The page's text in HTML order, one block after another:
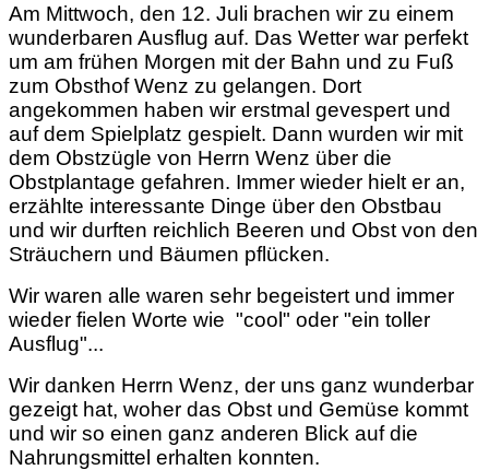
Am Mittwoch, den 12. Juli brachen wir zu einem
wunderbaren Ausflug auf. Das Wetter war perfekt
um am frühen Morgen mit der Bahn und zu Fuß
zum Obsthof Wenz zu gelangen. Dort
angekommen haben wir erstmal gevespert und
auf dem Spielplatz gespielt. Dann wurden wir mit
dem Obstzügle von Herrn Wenz über die
Obstplantage gefahren. Immer wieder hielt er an,
erzählte interessante Dinge über den Obstbau
und wir durften reichlich Beeren und Obst von den
Sträuchern und Bäumen pflücken.
Wir waren alle waren sehr begeistert und immer
wieder fielen Worte wie "cool" oder "ein toller
Ausflug"...
Wir danken Herrn Wenz, der uns ganz wunderbar
gezeigt hat, woher das Obst und Gemüse kommt
und wir so einen ganz anderen Blick auf die
Nahrungsmittel erhalten konnten.